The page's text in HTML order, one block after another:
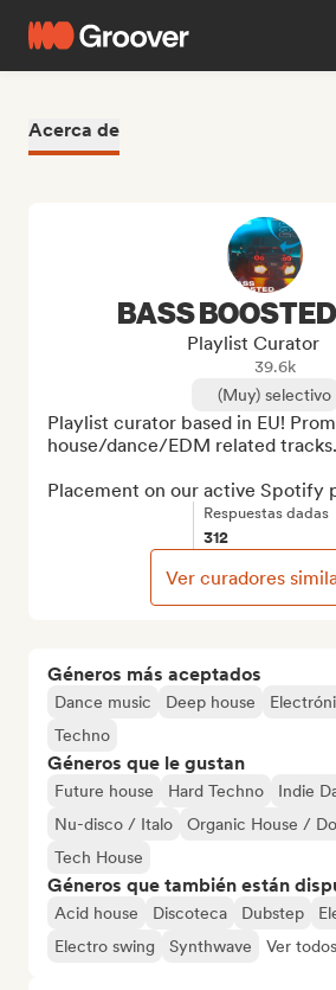
Acerca de
Géneros más aceptados
Dance music Deep house
Techno
Géneros que le gustan
Future house Hard Techno
Indie
Nu-disco / Italo
Organic House /
Tech House
Géneros que también están
Acid house Discoteca Dubstep
Electro swing
Synthwave Ver
BASS
Playlist Curator
39.6k
(Muy) selectivo
Playlist curator based in EU!
house/dance/EDM related tracks.
Placement on our active Spotify
Respuestas dadas
312
Ver curadores